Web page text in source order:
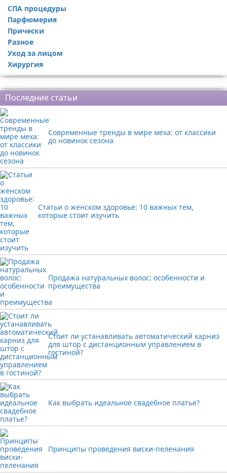
СПА процедуры
Парфюмерия
Прически
Разное
Уход за лицом
Хирургия
Последние статьи
Современные тренды в мире меха: от классики
до новинок сезона
Статьи о женском здоровье: 10 важных тем,
которые стоит изучить
Продажа натуральных волос: особенности и
преимущества
Стоит ли устанавливать автоматический карниз
для штор с дистанционным управлением в
гостиной?
Как выбрать идеальное свадебное платье?
Принципы проведения виски-пеленания